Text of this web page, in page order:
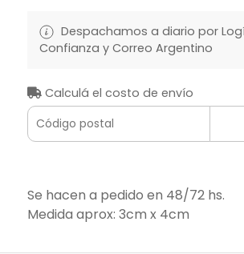
Despachamos a diario por
Confianza y Correo Argentino
Calculá el costo de envío
Se hacen a pedido en 48/72 hs.
Medida aprox: 3cm x 4cm